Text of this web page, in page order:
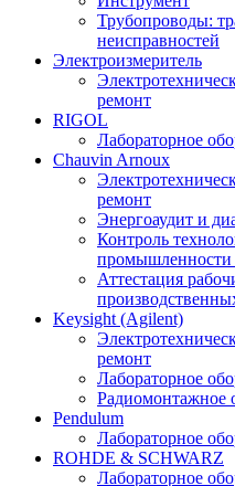
Трубопроводы:
неисправностей
Электроизмеритель
ремонт
RIGOL
Лабораторное
Chauvin Arnoux
ремонт
Энергоаудит и
Контроль
промышленности
Аттестация
Keysight (Agilent)
ремонт
Лабораторное
Радиомонтажное
Pendulum
Лабораторное
ROHDE & SCHWARZ
Лабораторное